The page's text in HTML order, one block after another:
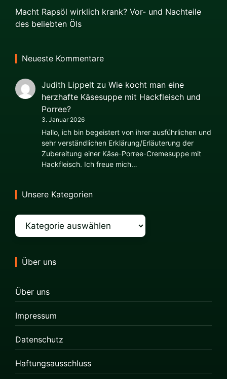
Macht Rapsöl wirklich krank? Vor- und Nachteile
des beliebten Öls
Neueste Kommentare
Judith Lippelt zu Wie kocht man eine
herzhafte Käsesuppe mit Hackfleisch und
Porree?
3. Januar 2026
Hallo, ich bin begeistert von ihrer ausführlichen und
sehr verständlichen Erklärung/Erläuterung der
Zubereitung einer Käse-Porree-Cremesuppe mit
Hackfleisch. Ich freue mich…
Unsere Kategorien
Kategorien
Über uns
Über uns
Impressum
Datenschutz
Haftungsausschluss